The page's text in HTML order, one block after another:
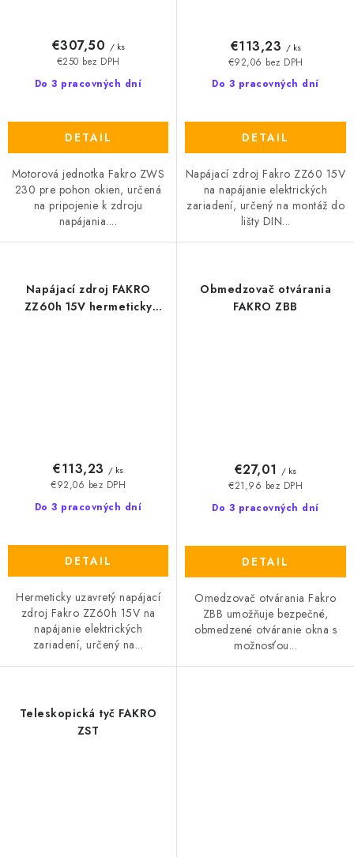
Do 3 pracovných dní
€250 bez DPH
€307,50 / ks
DETAIL
Motorová jednotka Fakro ZWS
230 pre pohon okien, určená
na pripojenie k zdroju
napájania....
Do 3 pracovných dní
€92,06 bez DPH
€113,23 / ks
DETAIL
Napájací zdroj Fakro ZZ60 15V
na napájanie elektrických
zariadení, určený na montáž do
lišty DIN...
Napájací zdroj FAKRO
ZZ60h 15V hermeticky
Do 3 pracovných dní
€92,06 bez DPH
€113,23 / ks
DETAIL
Hermeticky uzavretý napájací
zdroj Fakro ZZ60h 15V na
napájanie elektrických
zariadení, určený na...
Obmedzovač otvárania
FAKRO ZBB
Do 3 pracovných dní
€21,96 bez DPH
€27,01 / ks
DETAIL
Omedzovač otvárania Fakro
ZBB umožňuje bezpečné,
obmedzené otváranie okna s
možnosťou...
Teleskopická tyč FAKRO
ZST